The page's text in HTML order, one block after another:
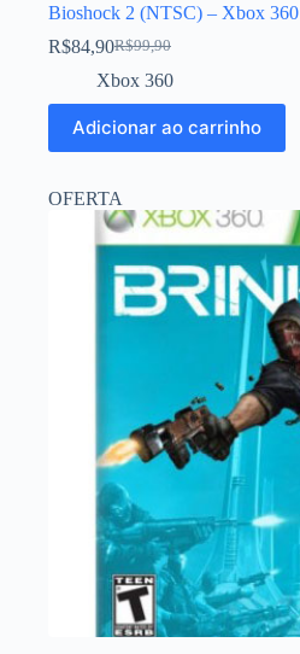
Bioshock 2 (NTSC) – Xbox 360
R$99,90
R$84,90
Xbox 360
Adicionar ao carrinho
OFERTA